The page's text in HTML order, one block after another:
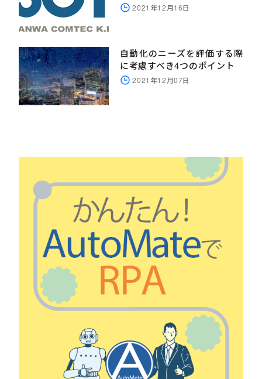
2021年12月16日
自動化のニーズを評価する際
に考慮すべき4つのポイント
2021年12月07日